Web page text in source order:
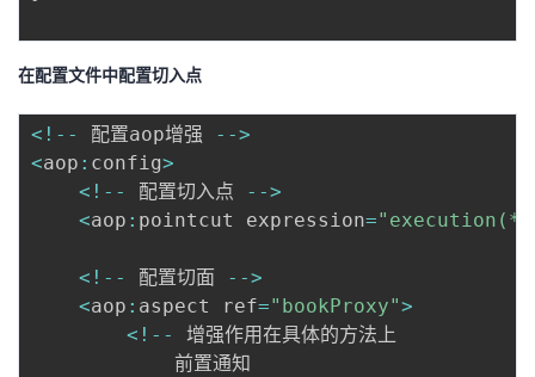
在配置文件中配置切入点
< ! -- 配置aop增强 -->
<aop : config>
< ! -- 配置切入点 -->
<aop : pointcut expression="execution(*
< ! -- 配置切面 -->
<aop : aspect ref="bookProxy">
< ! --
增强作用在具体的方法上